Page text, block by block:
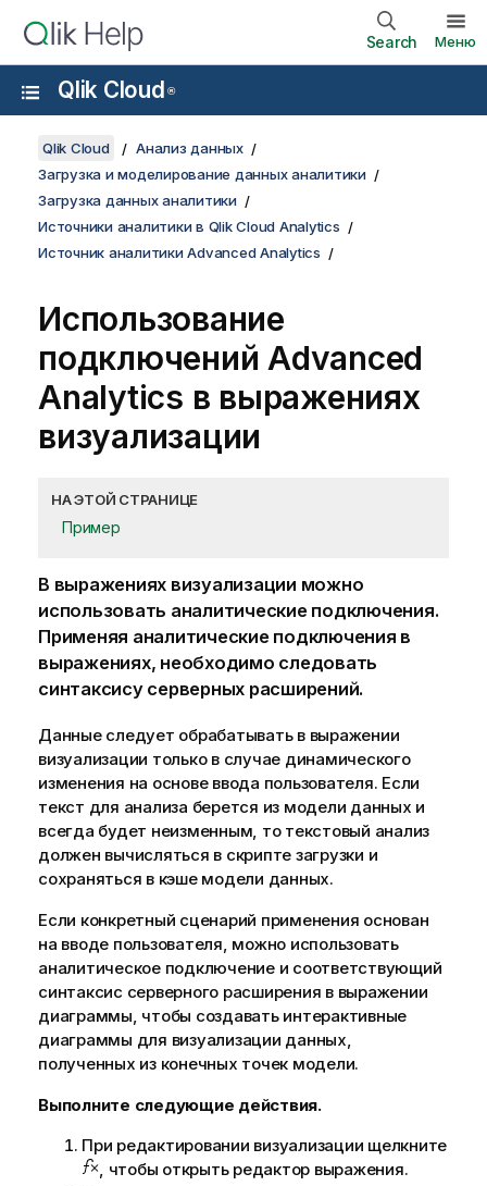
Search Меню
Qlik Cloud ®
Qlik Cloud
Анализ данных
Загрузка и моделирование данных аналитики
Загрузка данных аналитики
Источники аналитики в Qlik Cloud Analytics
Источник аналитики Advanced Analytics
Использование
подключений Advanced
Analytics в выражениях
визуализации
НА ЭТОЙ СТРАНИЦЕ
Пример
В выражениях визуализации можно
использовать аналитические подключения.
Применяя аналитические подключения в
выражениях, необходимо следовать
синтаксису серверных расширений.
Данные следует обрабатывать в выражении
визуализации только в случае динамического
изменения на основе ввода пользователя. Если
текст для анализа берется из модели данных и
всегда будет неизменным, то текстовый анализ
должен вычисляться в скрипте загрузки и
сохраняться в кэше модели данных.
Если конкретный сценарий применения основан
на вводе пользователя, можно использовать
аналитическое подключение и соответствующий
синтаксис серверного расширения в выражении
диаграммы, чтобы создавать интерактивные
диаграммы для визуализации данных,
полученных из конечных точек модели.
Выполните следующие действия.
При редактировании визуализации щелкните
, чтобы открыть редактор выражения.